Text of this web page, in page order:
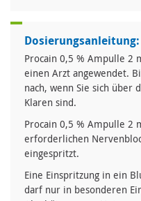
Dosierungsanleitung:
Procain 0,5 % Ampulle 2
einen Arzt angewendet.
nach, wenn Sie sich über
Klaren sind.
Procain 0,5 % Ampulle 2
erforderlichen
eingespritzt.
Eine Einspritzung in ein
darf nur in besonderen